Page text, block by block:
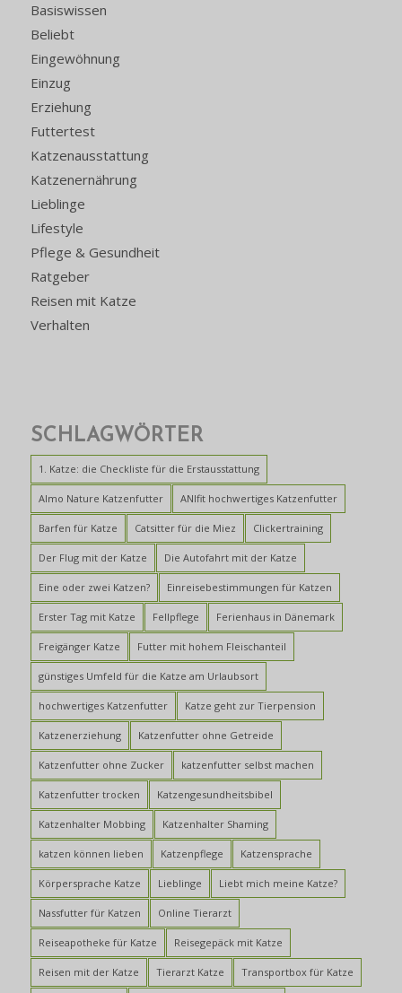
Basiswissen
Beliebt
Eingewöhnung
Einzug
Erziehung
Futtertest
Katzenausstattung
Katzenernährung
Lieblinge
Lifestyle
Pflege & Gesundheit
Ratgeber
Reisen mit Katze
Verhalten
SCHLAGWÖRTER
1. Katze: die Checkliste für die Erstausstattung
Almo Nature Katzenfutter ANIfit hochwertiges Katzenfutter
Barfen für Katze Catsitter für die Miez Clickertraining
Der Flug mit der Katze Die Autofahrt mit der Katze
Eine oder zwei Katzen? Einreisebestimmungen für Katzen
Erster Tag mit Katze Fellpflege Ferienhaus in Dänemark
Freigänger Katze Futter mit hohem Fleischanteil
günstiges Umfeld für die Katze am Urlaubsort
hochwertiges Katzenfutter Katze geht zur Tierpension
Katzenerziehung Katzenfutter ohne Getreide
Katzenfutter ohne Zucker katzenfutter selbst machen
Katzenfutter trocken Katzengesundheitsbibel
Katzenhalter Mobbing Katzenhalter Shaming
katzen können lieben Katzenpflege Katzensprache
Körpersprache Katze Lieblinge Liebt mich meine Katze?
Nassfutter für Katzen Online Tierarzt
Reiseapotheke für Katze Reisegepäck mit Katze
Reisen mit der Katze Tierarzt Katze Transportbox für Katze